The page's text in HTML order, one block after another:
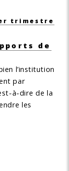
trimestre
de
l’institution
par
à-dire de la
les